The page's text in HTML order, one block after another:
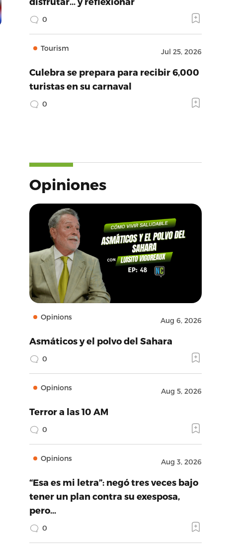
0
Tourism Jul 25, 2026
Culebra se prepara para recibir 6,000
turistas en su carnaval
0
Opiniones
Opinions Aug 6, 2026
Asmáticos y el polvo del Sahara
0
Opinions Aug 5, 2026
Terror a las 10 AM
0
Opinions Aug 3, 2026
“Esa es mi letra”: negó tres veces bajo
tener un plan contra su exesposa,
pero…
0